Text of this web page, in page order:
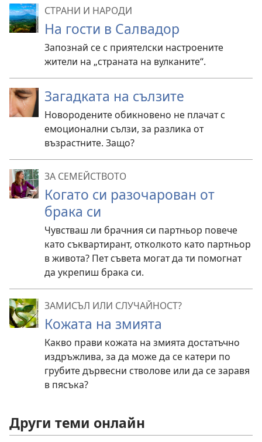
СТРАНИ И НАРОДИ
На гости в Салвадор
Запознай се с приятелски настроените
жители на „страната на вулканите“.
Загадката на сълзите
Новородените обикновено не плачат с
емоционални сълзи, за разлика от
възрастните. Защо?
ЗА СЕМЕЙСТВОТО
Когато си разочарован от
брака си
Чувстваш ли брачния си партньор повече
като съквартирант, отколкото като партньор
в живота? Пет съвета могат да ти помогнат
да укрепиш брака си.
ЗАМИСЪЛ ИЛИ СЛУЧАЙНОСТ?
Кожата на змията
Какво прави кожата на змията достатъчно
издръжлива, за да може да се катери по
грубите дървесни стволове или да се заравя
в пясъка?
Други теми онлайн